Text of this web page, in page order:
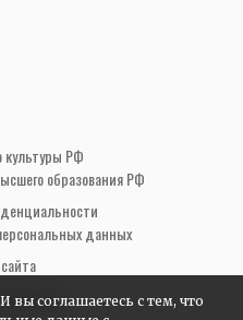
вы соглашаетесь с тем, что
данных
культуры РФ
образования РФ